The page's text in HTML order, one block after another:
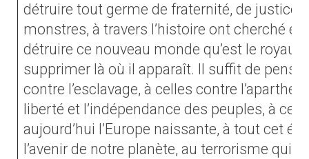
détruire tout germe de fraternité, de justice
monstres, à travers l’histoire ont cherché et
détruire ce nouveau monde qu’est le
supprimer là où il apparaît. Il suffit de
contre l’esclavage, à celles contre
liberté et l’indépendance des peuples, à
aujourd’hui l’Europe naissante, à tout cet
l’avenir de notre planète, au terrorisme qui